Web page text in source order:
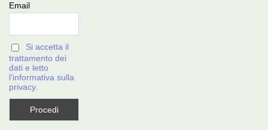
Email
Si accetta il
trattamento dei
dati e letto
l'informativa sulla
privacy.